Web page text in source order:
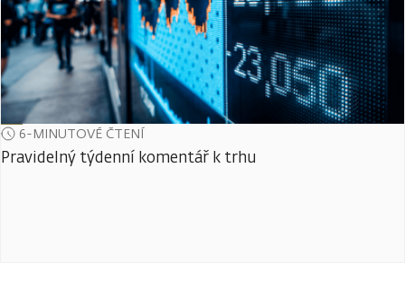
6-MINUTOVÉ ČTENÍ
Pravidelný týdenní komentář k trhu